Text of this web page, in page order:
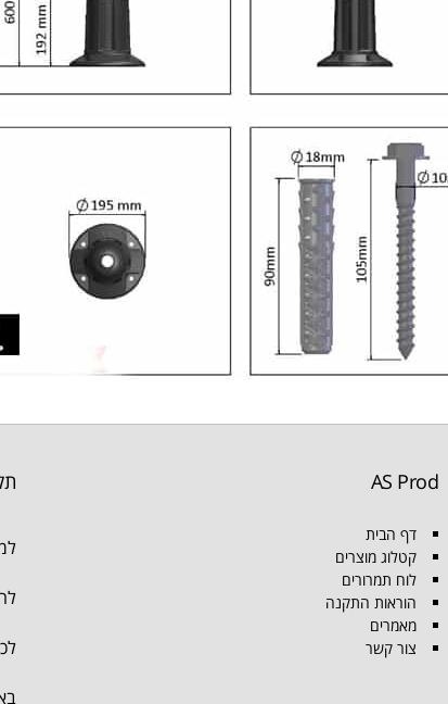
AS Prod
דף הבית
קטלוג מוצרים
לוח תמרורים
הוראות התקנה
מאמרים
צור קשר